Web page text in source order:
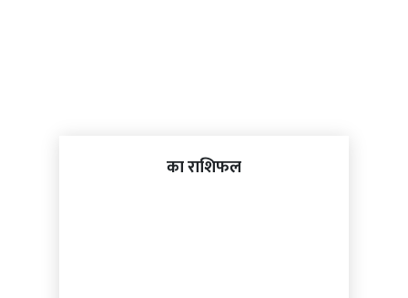
का राशिफल